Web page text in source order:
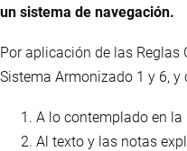
un sistema de navegación.
Por aplicación de las Reglas
Sistema Armonizado 1 y 6, y
A lo contemplado en
Al texto y las notas